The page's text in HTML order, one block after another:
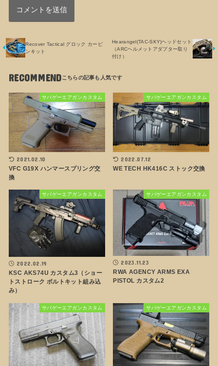
Recover Tactical グロック カービ
ンキット
Hearangel(TAC-SKY)ヘッドセット
（ARCヘルメットアダプター取り
付け）
RECOMMEND
サバゲーエアガンカスタム
2021.02.10
VFC G19X ハンマースプリング交
換
サバゲーエアガンカスタム
2022.07.12
WE TECH HK416C ストック交換
サバゲーエアガンカスタム
2022.02.19
KSC AKS74U カスタム3（ショー
トストローク ボルトキット組み込
み）
サバゲーエアガンカスタム
2023.11.23
RWA AGENCY ARMS EXA
PISTOL カスタム2
サバゲーエアガンカスタム サバゲーエアガンカスタム